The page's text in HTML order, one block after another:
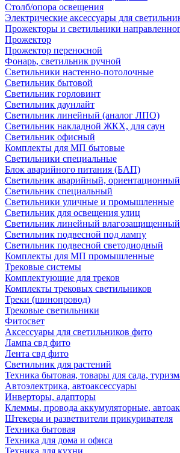
Столб/опора освещения
Электрические аксессуары для
Прожекторы и светильники
Прожектор
Прожектор переносной
Фонарь, светильник ручной
Светильники настенно-потолочные
Светильник бытовой
Светильник горловинт
Светильник даунлайт
Светильник линейный (аналог ЛПО)
Светильник накладной ЖКХ, для саун
Светильник офисный
Комплекты для МП бытовые
Светильники специальные
Блок аварийного питания (БАП)
Светильник аварийный, ориентационный
Светильник специальный
Светильники уличные и промышленные
Светильник для освещения улиц
Светильник линейный влагозащищенный
Светильник подвесной под лампу
Светильник подвесной светодиодный
Комплекты для МП промышленные
Трековые системы
Комплектующие для треков
Комплекты трековых светильников
Треки (шинопровод)
Трековые светильники
Фитосвет
Аксессуары для светильников фито
Лампа свд фито
Лента свд фито
Светильник для растений
Техника бытовая, товары для сада,
Автоэлектрика, автоаксессуары
Инверторы, адапторы
Клеммы, провода аккумуляторные,
Штекеры и разветвители прикуривателя
Техника бытовая
Техника для дома и офиса
Техника для кухни